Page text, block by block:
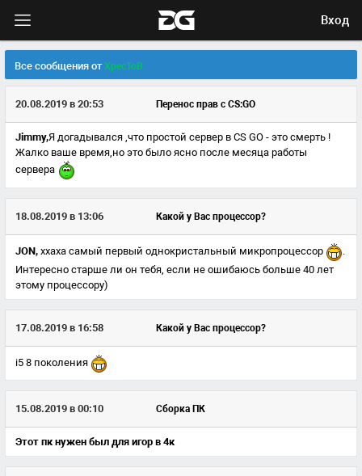
Вход
Все сообщения отXpecToB
20.08.2019 в 20:53 Перенос прав с CS:GO
Jimmy,Я догадывался ,что простой сервер в CS GO - это смерть !
Жалко ваше время,но это было ясно после месяца работы
сервера
18.08.2019 в 13:06 Какой у Вас процессор?
JON, ххаха самый первый однокристальный микропроцессор
Интересно старше ли он тебя, если не ошибаюсь больше 40 лет
этому процессору)
17.08.2019 в 16:58 Какой у Вас процессор?
i5 8 поколения
15.08.2019 в 00:10 Сборка ПК
Этот пк нужен был для игор в 4к